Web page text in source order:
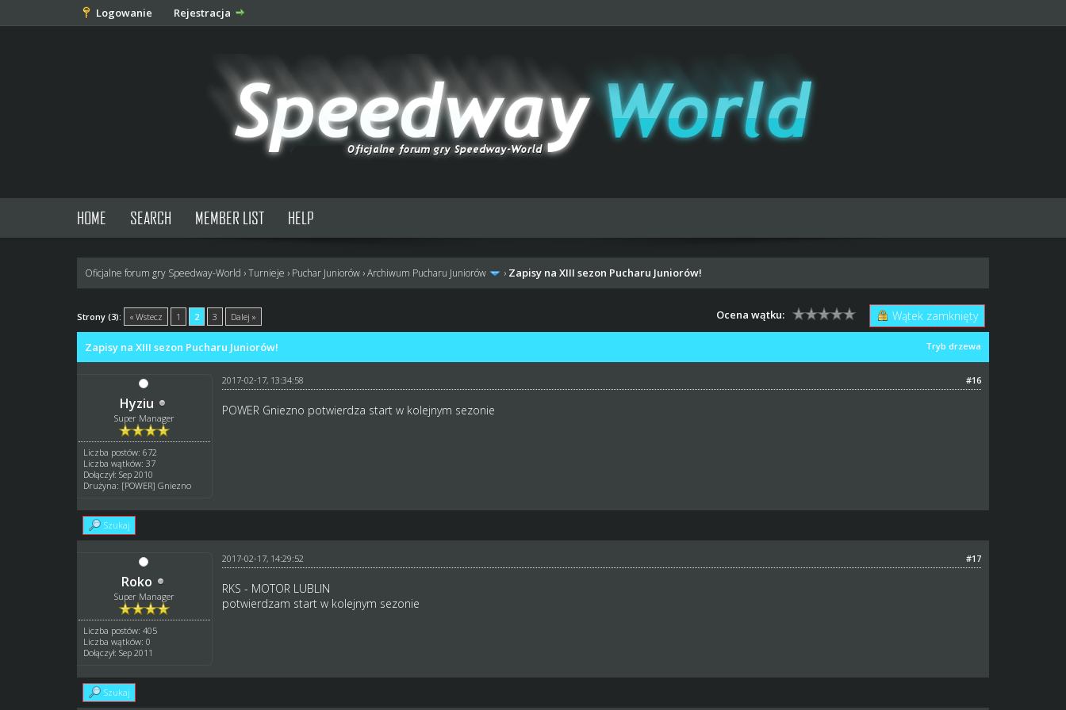
Logowanie Rejestracja
HOME SEARCH MEMBER LIST HELP
Oficjalne forum gry Speedway-World ›Turnieje › Puchar Juniorów ›Archiwum Pucharu Juniorów › Zapisy na XIII sezon Pucharu Juniorów!
Strony (3): « Wstecz 1 2 3 Dalej » Wątek zamknięty
Ocena wątku:
głosów - średnia: 0
Tryb drzewa
Zapisy na XIII sezon Pucharu Juniorów!
Hyziu
Super Manager
Liczba postów: 672
Liczba wątków: 37
Dołączył: Sep 2010
Drużyna: [POWER] Gniezno
#16
2017-02-17, 13:34:58
POWER Gniezno potwierdza start w kolejnym sezonie
Szukaj
Roko
Super Manager
Liczba postów: 405
Liczba wątków: 0
Dołączył: Sep 2011
#17
2017-02-17, 14:29:52
RKS - MOTOR LUBLIN
potwierdzam start w kolejnym sezonie
Szukaj